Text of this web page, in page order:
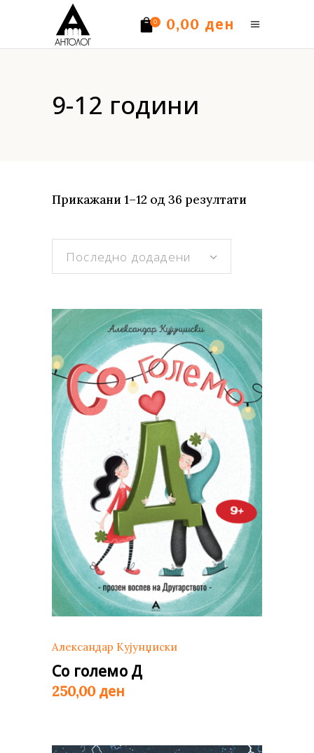
0 0,00 ден
9-12 години
Прикажани 1–12 од 36 резултати
Последно додадени
Александар Кујунџиски
Со големо Д
250,00 ден